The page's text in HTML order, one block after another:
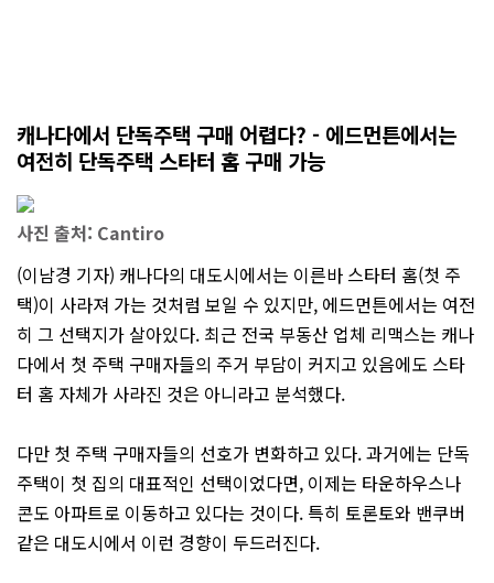
캐나다에서 단독주택 구매 어렵다? - 에드먼튼에서는
여전히 단독주택 스타터 홈 구매 가능
사진 출처: Cantiro
(이남경 기자) 캐나다의 대도시에서는 이른바 스타터 홈(첫 주
택)이 사라져 가는 것처럼 보일 수 있지만, 에드먼튼에서는 여전
히 그 선택지가 살아있다. 최근 전국 부동산 업체 리맥스는 캐나
다에서 첫 주택 구매자들의 주거 부담이 커지고 있음에도 스타
터 홈 자체가 사라진 것은 아니라고 분석했다.
다만 첫 주택 구매자들의 선호가 변화하고 있다. 과거에는 단독
주택이 첫 집의 대표적인 선택이었다면, 이제는 타운하우스나
콘도 아파트로 이동하고 있다는 것이다. 특히 토론토와 밴쿠버
같은 대도시에서 이런 경향이 두드러진다.